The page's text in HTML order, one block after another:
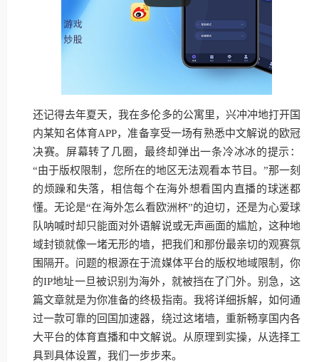
还记得去年夏天，我在多伦多的公寓里，兴冲冲地打开国
内某知名体育APP，准备享受一场有熟悉中文解说的欧冠
决赛。屏幕转了几圈，最终却弹出一条冷冰冰的提示：
“由于版权限制，您所在的地区无法观看本节目。”那一刻
的烦躁和失落，相信每个在海外想看国内直播的球迷都
懂。无论是“在海外怎么看欧洲杯”的迫切，还是为心爱球
队呐喊时却只能面对外语解说或无声画面的尴尬，这种地
域封锁就像一堵无形的墙，把我们和那份最亲切的观赛氛
围隔开。问题的根源在于流媒体平台的版权地域限制，你
的IP地址一旦被识别为海外，就被挡在了门外。别急，这
篇文章就是为你准备的终极指南。我将详细拆解，如何通
过一款可靠的回国加速器，绕过这堵墙，重新畅享国内各
大平台的体育直播和中文解说。从原理到实操，从选择工
具到具体设置，我们一步步来。